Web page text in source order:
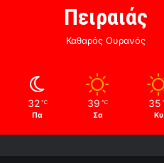
Πειραιάς
Καθαρός Ουρανός
32 ℃
Πα
39 ℃
Σα
35
Κυ